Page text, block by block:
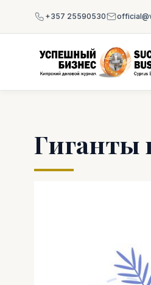
+357 25590530
Гиганты